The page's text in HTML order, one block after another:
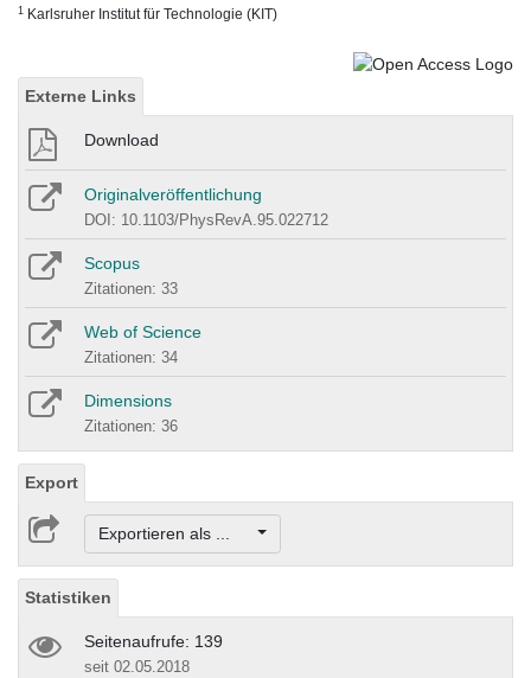
1 Karlsruher Institut für Technologie (KIT)
Externe Links
Download
Originalveröffentlichung
DOI: 10.1103/PhysRevA.95.022712
Scopus
Zitationen: 33
Web of Science
Zitationen: 34
Dimensions
Zitationen: 36
Export
Exportieren als ...
Statistiken
Seitenaufrufe: 139
seit 02.05.2018